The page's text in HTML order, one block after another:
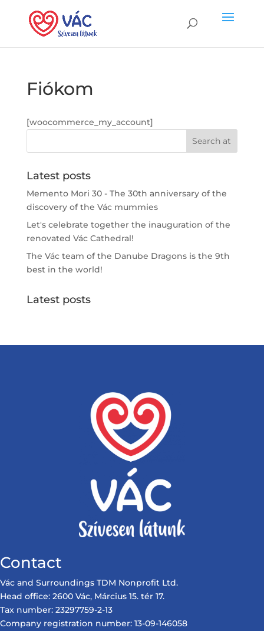
Fiókom
[woocommerce_my_account]
Latest posts
Memento Mori 30 - The 30th anniversary of the
discovery of the Vác mummies
Let's celebrate together the inauguration of the
renovated Vác Cathedral!
The Vác team of the Danube Dragons is the 9th
best in the world!
Latest posts
Contact
Vác and Surroundings TDM Nonprofit Ltd.
Head office: 2600 Vác, Március 15. tér 17.
Tax number: 23297759-2-13
Company registration number: 13-09-146058